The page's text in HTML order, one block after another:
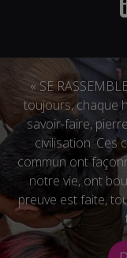
« SE
toujours, chaque
savoir-faire,
civilisation. Ces
commun ont
notre vie, ont
preuve est faite,